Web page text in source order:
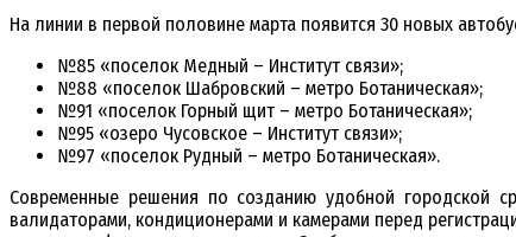
На линии в первой половине марта появится 30 новых
№85 «поселок Медный – Институт связи»;
№88 «поселок Шабровский – метро Ботаническая»;
№91 «поселок Горный щит – метро Ботаническая»;
№95 «озеро Чусовское – Институт связи»;
№97 «поселок Рудный – метро Ботаническая».
Современные решения по созданию удобной городской
валидаторами, кондиционерами и камерами перед